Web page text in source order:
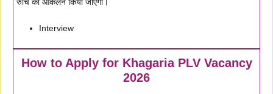
Interview
How to Apply for Khagaria PLV Vacancy
2026